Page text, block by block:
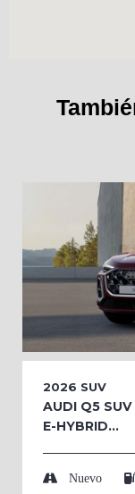
2026 SUV
AUDI Q5
E-HYBRID...
Nuevo